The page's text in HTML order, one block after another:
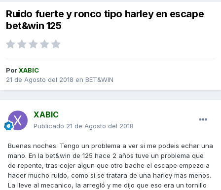
Ruido fuerte y ronco tipo harley en escape
bet&win 125
PorXABIC
21 de Agosto del 2018 en BET&WIN
XABIC
Publicado 21 de Agosto del 2018
Buenas noches. Tengo un problema a ver si me podeis echar una
mano. En la bet&win de 125 hace 2 años tuve un problema que
de repente, tras cojer algun que otro bache el escape empezo a
hacer mucho ruido, como si se tratara de una harley mas menos.
La lleve al mecanico, la arregló y me dijo que eso era un tornillo